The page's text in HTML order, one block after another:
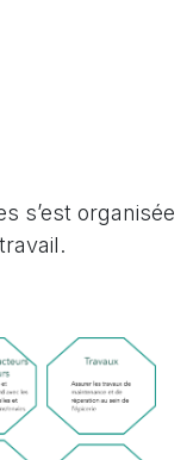
s’est organisée